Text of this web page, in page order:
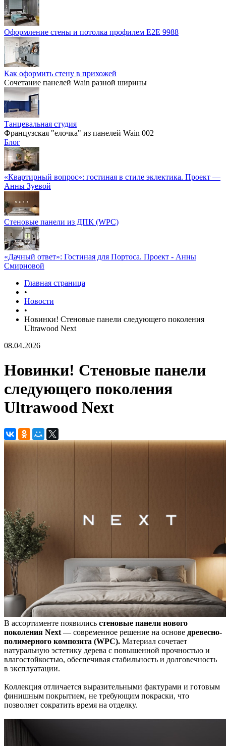
Оформление стены и потолка профилем E2E 9988
Как оформить стену в прихожей
Сочетание панелей Wain разной ширины
Танцевальная студия
Французская "елочка" из панелей Wain 002
Блог
«Квартирный вопрос»: гостиная в стиле эклектика. Проект —
Анны Зуевой
Стеновые панели из ДПК (WPC)
«Дачный ответ»: Гостиная для Портоса. Проект - Анны
Смирновой
Главная страница
•
Новости
•
Новинки! Стеновые панели следующего поколения
Ultrawood Next
08.04.2026
Новинки! Стеновые панели
следующего поколения
Ultrawood Next
В ассортименте появились стеновые панели нового
поколения Next — современное решение на основе древесно-
полимерного композита (WPC). Материал сочетает
натуральную эстетику дерева с повышенной прочностью и
влагостойкостью, обеспечивая стабильность и долговечность
в эксплуатации.
Коллекция отличается выразительными фактурами и готовым
финишным покрытием, не требующим покраски, что
позволяет сократить время на отделку.